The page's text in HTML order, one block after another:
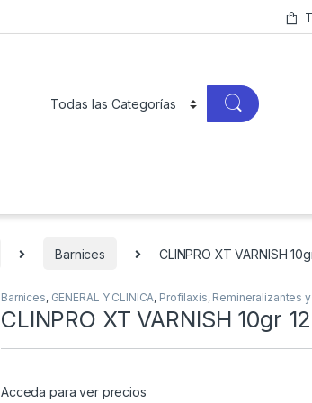
Barnices CLINPRO XT VARNISH
Barnices, GENERAL Y CLINICA, Profilaxis, Remineralizantes
CLINPRO XT VARNISH 10gr
Acceda para ver precios